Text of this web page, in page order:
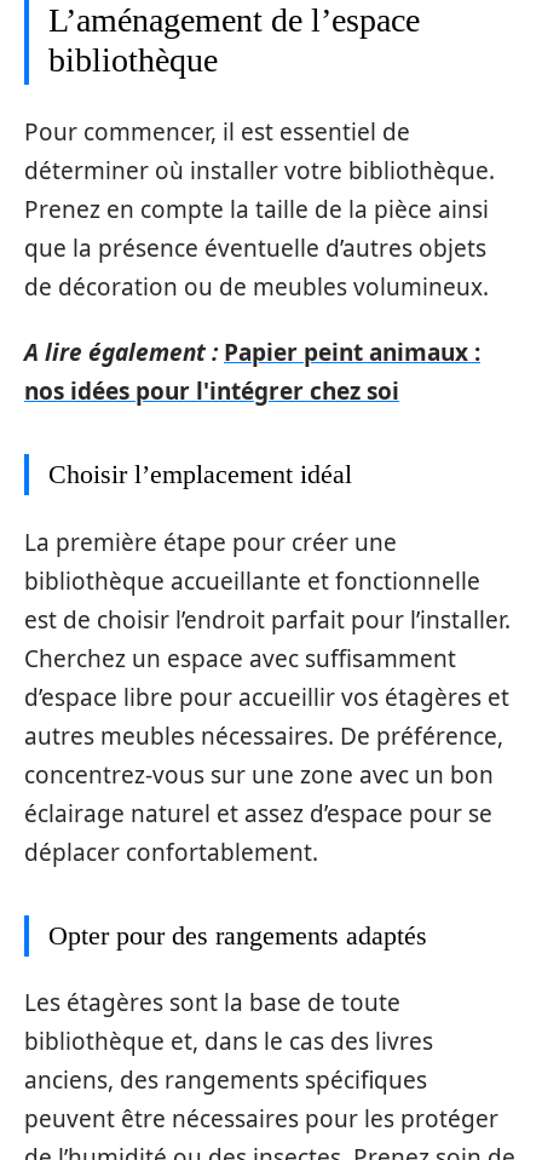
L’aménagement de l’espace
bibliothèque
Pour commencer, il est essentiel de
déterminer où installer votre bibliothèque.
Prenez en compte la taille de la pièce ainsi
que la présence éventuelle d’autres objets
de décoration ou de meubles volumineux.
A lire également : Papier peint animaux :
nos idées pour l'intégrer chez soi
Choisir l’emplacement idéal
La première étape pour créer une
bibliothèque accueillante et fonctionnelle
est de choisir l’endroit parfait pour l’installer.
Cherchez un espace avec suffisamment
d’espace libre pour accueillir vos étagères et
autres meubles nécessaires. De préférence,
concentrez-vous sur une zone avec un bon
éclairage naturel et assez d’espace pour se
déplacer confortablement.
Opter pour des rangements adaptés
Les étagères sont la base de toute
bibliothèque et, dans le cas des livres
anciens, des rangements spécifiques
peuvent être nécessaires pour les protéger